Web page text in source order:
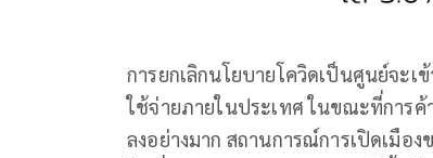
การยกเลิกนโยบายโควิดเป็นศูนย์จะ
ใช้จ่ายภายในประเทศ ในขณะที่การค้
ลงอย่างมาก สถานการณ์การเปิดเมือ